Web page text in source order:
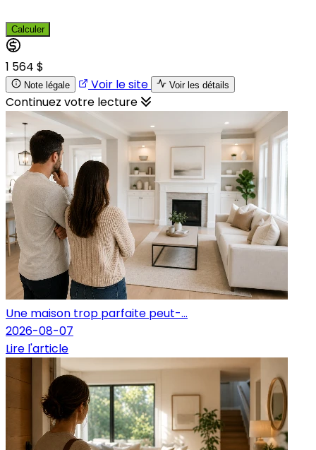
Calculer
1 564 $
Note légale Voir le site Voir les détails
Continuez votre lecture
Une maison trop parfaite peut-...
2026-08-07
Lire l'article